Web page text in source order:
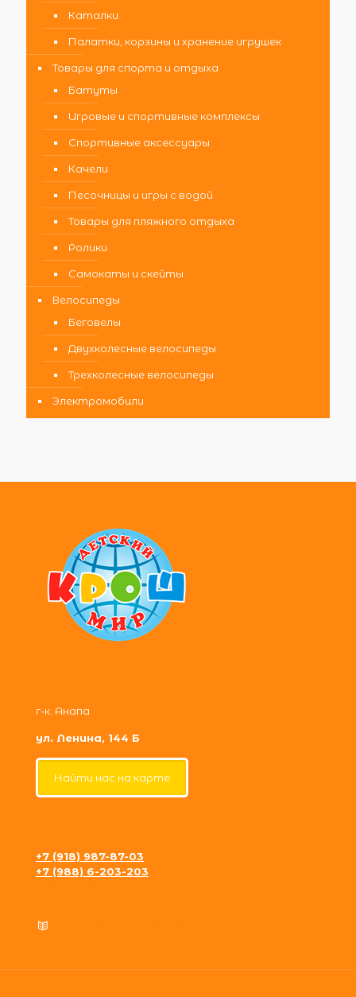
Каталки
Палатки, корзины и хранение игрушек
Товары для спорта и отдыха
Батуты
Игровые и спортивные комплексы
Спортивные аксессуары
Качели
Песочницы и игры с водой
Товары для пляжного отдыха
Ролики
Самокаты и скейты
Велосипеды
Беговелы
Двухколесные велосипеды
Трехколесные велосипеды
Электромобили
г-к. Анапа
ул. Ленина, 144 Б
Найти нас на карте
+7 (918) 987-87-03
+7 (988) 6-203-203